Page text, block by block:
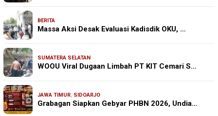
BERITA
Massa Aksi Desak Evaluasi Kadisdik OKU, …
SUMATERA SELATAN
WOOU Viral Dugaan Limbah PT KIT Cemari S…
JAWA TIMUR, SIDOARJO
Grabagan Siapkan Gebyar PHBN 2026, Undia…